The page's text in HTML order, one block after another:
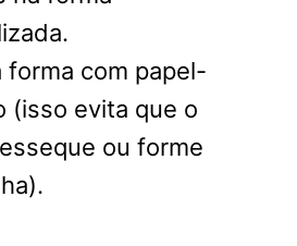
forma com papel-
(isso evita que o
ou forme